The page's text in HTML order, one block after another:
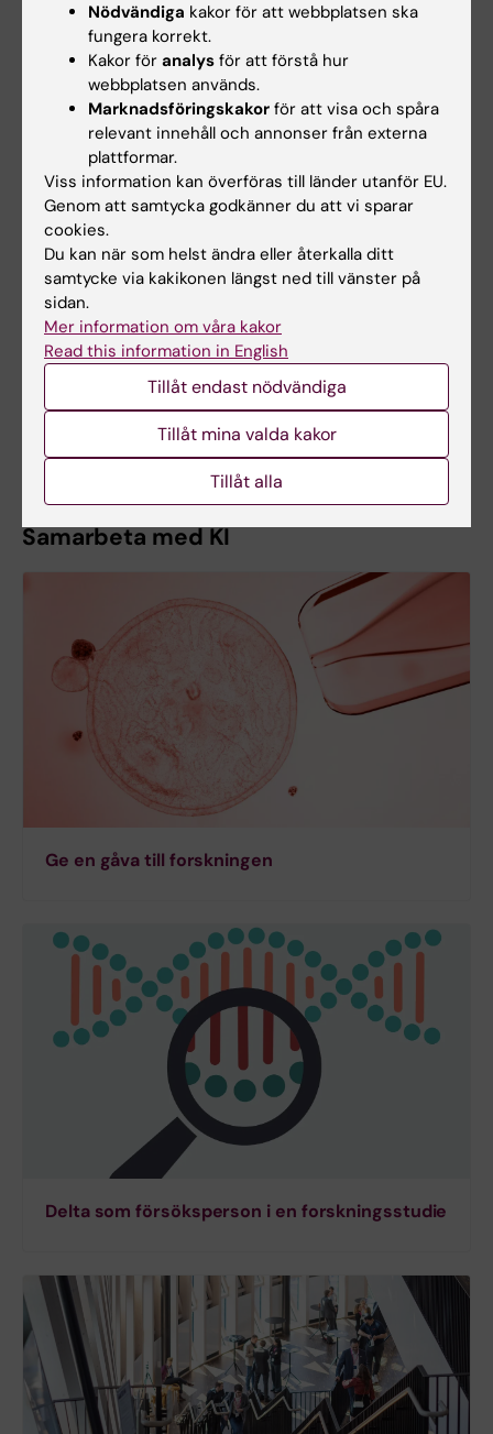
Priser och utmärkelser
Nobelpriset i medicin eller fysiologi delas ut av
Nobelförsamlingen vid Karolinska Institutet första
veckan i oktober varje år. Många andra priser och
utmärkelser delas också ut under de akademiska
Samarbeta med KI
Ge en gåva till forskningen
Delta som försöksperson i en forskningsstudie
Nödvändiga kakor för att webbplatsen ska
fungera korrekt.
Kakor för analys för att förstå hur
webbplatsen används.
Marknadsföringskakor för att visa och spåra
relevant innehåll och annonser från externa
plattformar.
Viss information kan överföras till länder utanför EU.
Genom att samtycka godkänner du att vi sparar
cookies.
Du kan när som helst ändra eller återkalla ditt
samtycke via kakikonen längst ned till vänster på
sidan.
Mer information om våra kakor
Read this information in English
Tillåt endast nödvändiga
Tillåt mina valda kakor
Tillåt alla